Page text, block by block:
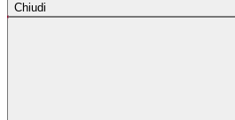
Chiudi